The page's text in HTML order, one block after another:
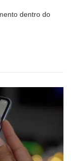
dentro do